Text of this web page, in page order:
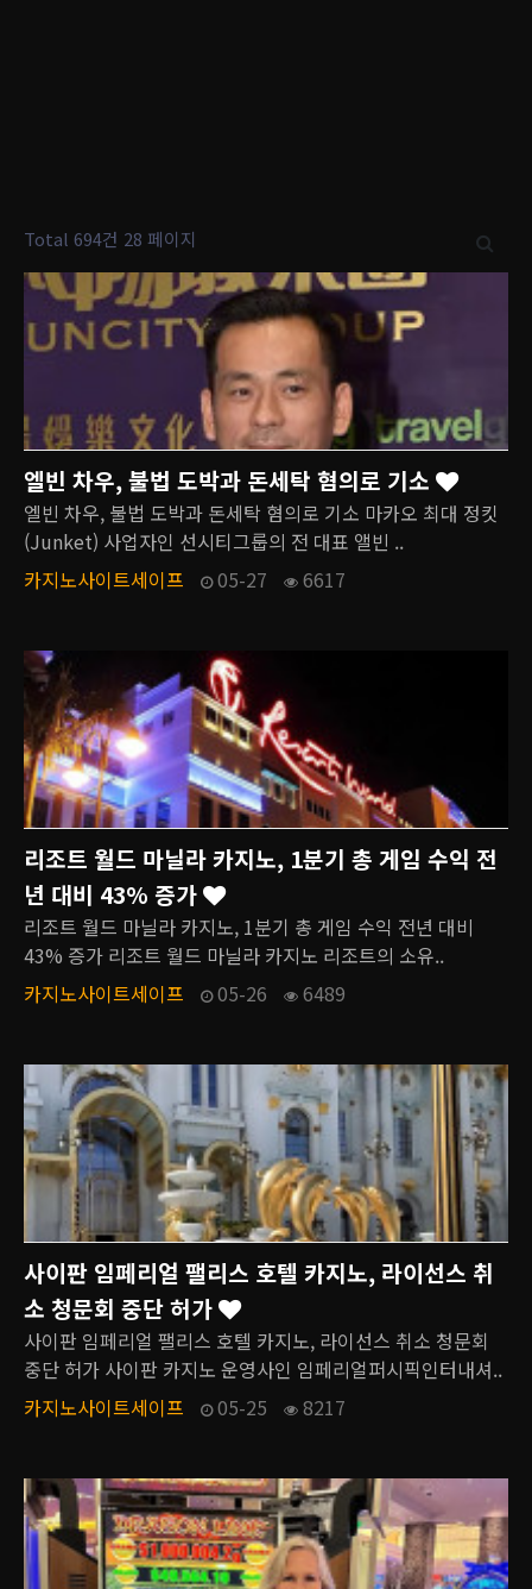
Total 694건 28 페이지
엘빈 차우, 불법 도박과 돈세탁 혐의로 기소
엘빈 차우, 불법 도박과 돈세탁 혐의로 기소 마카오 최대 정킷
(Junket) 사업자인 선시티그룹의 전 대표 앨빈 ..
카지노사이트세이프
05-27 6617
리조트 월드 마닐라 카지노, 1분기 총 게임 수익 전
년 대비 43% 증가
리조트 월드 마닐라 카지노, 1분기 총 게임 수익 전년 대비
43% 증가 리조트 월드 마닐라 카지노 리조트의 소유..
카지노사이트세이프
05-26 6489
사이판 임페리얼 팰리스 호텔 카지노, 라이선스 취
소 청문회 중단 허가
사이판 임페리얼 팰리스 호텔 카지노, 라이선스 취소 청문회
중단 허가 사이판 카지노 운영사인 임페리얼퍼시픽인터내셔..
카지노사이트세이프
05-25 8217